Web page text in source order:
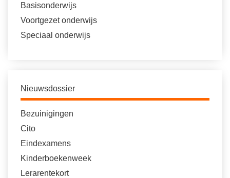
Basisonderwijs
Voortgezet onderwijs
Speciaal onderwijs
Nieuwsdossier
Bezuinigingen
Cito
Eindexamens
Kinderboekenweek
Lerarentekort